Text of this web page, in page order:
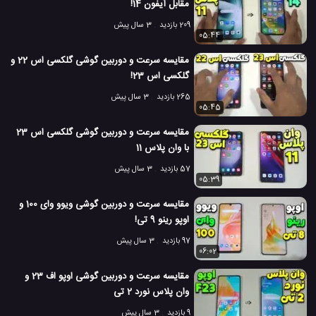
مقابل آیفون 14!
209 بازدید
3 سال پیش
05:44
مقایسه سرعت و دوربین گوشی گلکسی اس 22 و
گلکسی اس 23!
265 بازدید
3 سال پیش
05:45
مقایسه سرعت و دوربین گوشی گلکسی اس 23
با وان پلاس 11
57 بازدید
3 سال پیش
05:39
مقایسه سرعت و دوربین گوشی ویوو وای 100 و
اوپو رینو 9 تی!
97 بازدید
3 سال پیش
06:02
مقایسه سرعت و دوربین گوشی اوپو اف 23 و
وان پلاس نورد 2 تی
9 بازدید 3 سال پیش